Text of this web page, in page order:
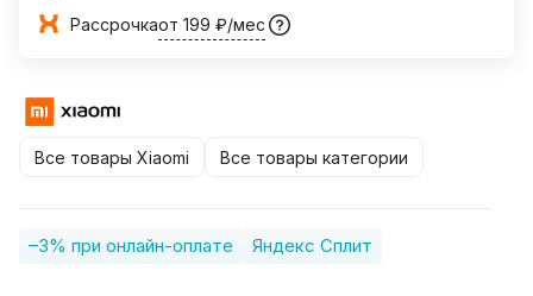
Рассрочкаот 199 ₽/мес
Все товары Xiaomi Все товары категории
–3% при онлайн-оплате Яндекс Сплит